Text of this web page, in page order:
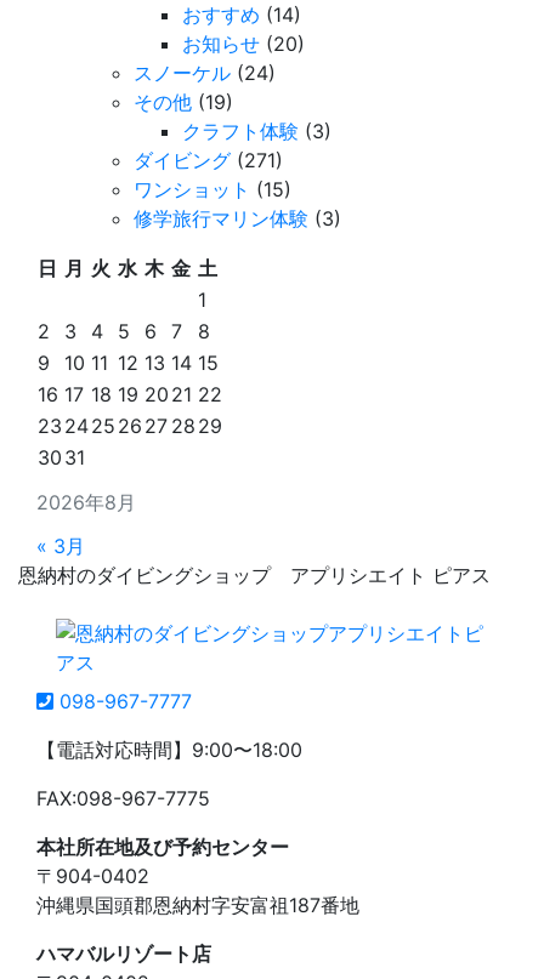
おすすめ (14)
お知らせ (20)
スノーケル (24)
その他 (19)
クラフト体験 (3)
ダイビング (271)
ワンショット (15)
修学旅行マリン体験 (3)
2026年8月
日 月 火 水 木 金 土
1
2
3 4 5 6 7
8
9
10 11 12 13 14 15
16 17 18 19 20 21 22
23 2425 26 27 28 29
30 31
« 3月
恩納村のダイビングショップ アプリシエイト ピアス
098-967-7777
【電話対応時間】9:00〜18:00
FAX:098-967-7775
本社所在地及び予約センター
〒904-0402
沖縄県国頭郡恩納村字安富祖187番地
ハマバルリゾート店